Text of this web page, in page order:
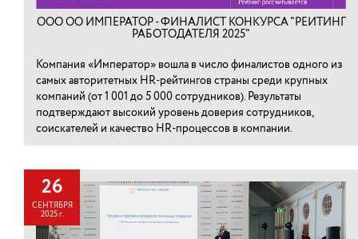
ООО ОО ИМПЕРАТОР - ФИНАЛИСТ КОНКУРСА "РЕЙТИНГ
РАБОТОДАТЕЛЯ 2025"
Компания «Император» вошла в число финалистов одного из
самых авторитетных HR-рейтингов страны среди крупных
компаний (от 1 001 до 5 000 сотрудников). Результаты
подтверждают высокий уровень доверия сотрудников,
соискателей и качество HR-процессов в компании.
26
СЕНТЯБРЯ
2025 г.